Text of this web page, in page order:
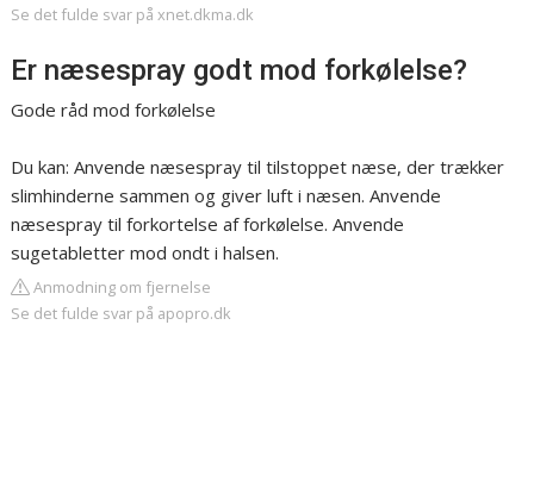
Se det fulde svar på xnet.dkma.dk
Er næsespray godt mod forkølelse?
Gode råd mod forkølelse
Du kan: Anvende næsespray til tilstoppet næse, der trækker
slimhinderne sammen og giver luft i næsen. Anvende
næsespray til forkortelse af forkølelse. Anvende
sugetabletter mod ondt i halsen.
Anmodning om fjernelse
Se det fulde svar på apopro.dk